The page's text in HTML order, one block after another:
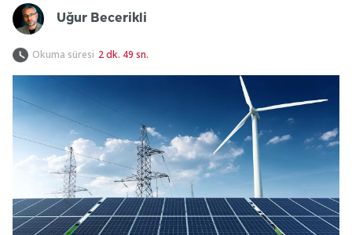
Uğur Becerikli
Okuma süresi 2 dk. 49 sn.